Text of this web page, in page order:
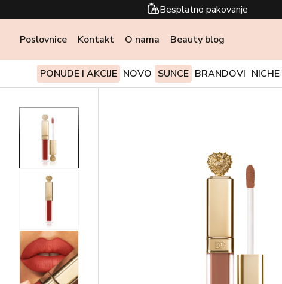
Besplatno pakovanje
Poslovnice Kontakt O nama Beauty blog
PONUDE I AKCIJE NOVO SUNCE BRANDOVI NICHE